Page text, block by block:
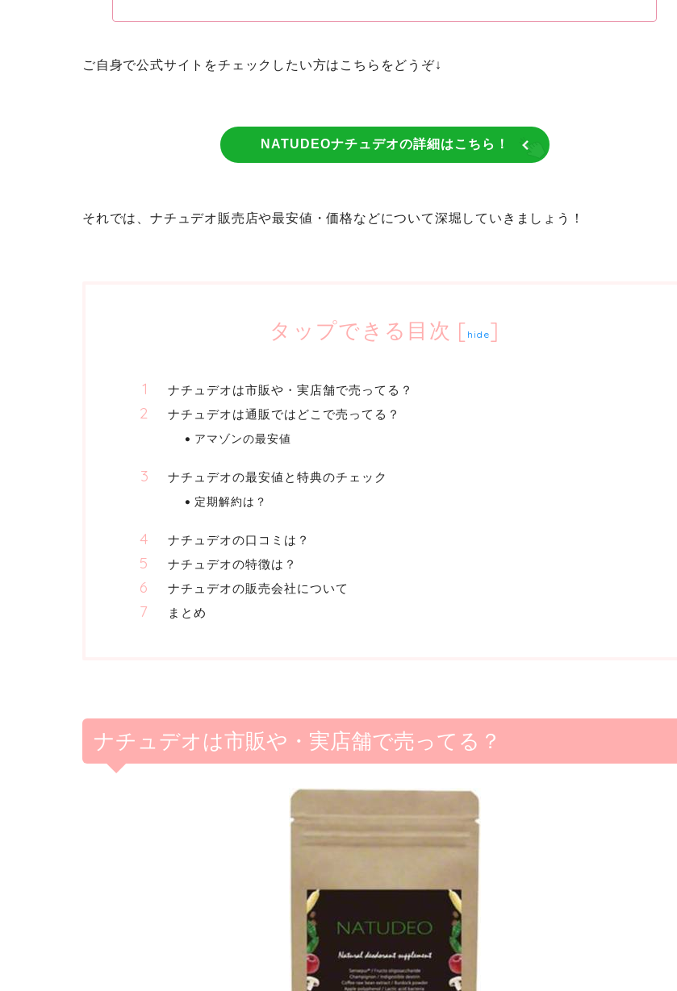
ご自身で公式サイトをチェックしたい方はこちらをどうぞ↓
NATUDEOナチュデオの詳細はこちら！
それでは、ナチュデオ販売店や最安値・価格などについて深堀していきましょう！
タップできる目次 [ hide]
ナチュデオは市販や・実店舗で売ってる？
ナチュデオは通販ではどこで売ってる？
アマゾンの最安値
ナチュデオの最安値と特典のチェック
定期解約は？
ナチュデオの口コミは？
ナチュデオの特徴は？
ナチュデオの販売会社について
まとめ
ナチュデオは市販や・実店舗で売ってる？